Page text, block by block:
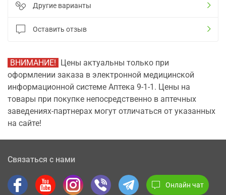
Другие варианты
Оставить отзыв
ВНИМАНИЕ! Цены актуальны только при
оформлении заказа в электронной медицинской
информационной системе Аптека 9-1-1. Цены на
товары при покупке непосредственно в аптечных
заведениях-партнерах могут отличаться от указанных
на сайте!
Связаться с нами
Онлайн чат